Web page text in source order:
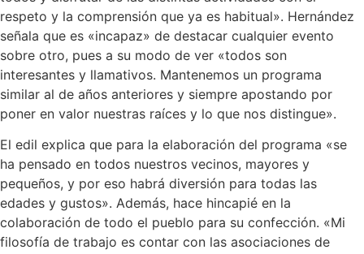
respeto y la comprensión que ya es habitual». Hernández
señala que es «incapaz» de destacar cualquier evento
sobre otro, pues a su modo de ver «todos son
interesantes y llamativos. Mantenemos un programa
similar al de años anteriores y siempre apostando por
poner en valor nuestras raíces y lo que nos distingue».
El edil explica que para la elaboración del programa «se
ha pensado en todos nuestros vecinos, mayores y
pequeños, y por eso habrá diversión para todas las
edades y gustos». Además, hace hincapié en la
colaboración de todo el pueblo para su confección. «Mi
filosofía de trabajo es contar con las asociaciones de